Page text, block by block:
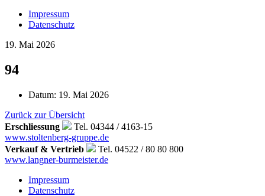
Impressum
Datenschutz
19. Mai 2026
94
Datum: 19. Mai 2026
Zurück zur Übersicht
Erschliessung
Tel. 04344 / 4163-15
www.stoltenberg-gruppe.de
Verkauf & Vertrieb
Tel. 04522 / 80 80 800
www.langner-burmeister.de
Impressum
Datenschutz